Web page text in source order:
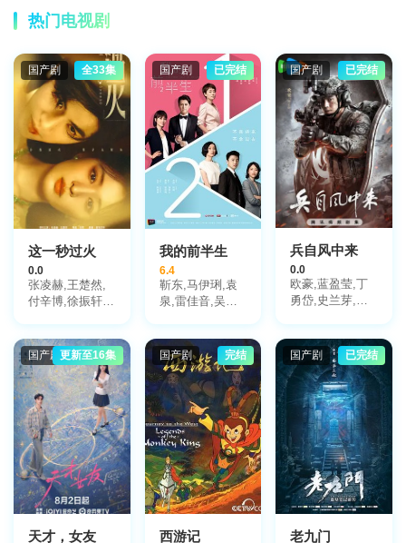
热门电视剧
国产剧 全33集
这一秒过火
0.0
张凌赫,王楚然,
付辛博,徐振轩,
莫愁,毛孩,鹿骐,
苇青,刘令姿,康
可人,陈东阳,黄
博远,斓曦,张弓,
金俊秀,陈欣予
国产剧 已完结
我的前半生
6.4
靳东,马伊琍,袁
泉,雷佳音,吴越,
婷,张棪琰,孔维,
栾元晖,侯岩松,
魏之皓,王天泽,
郑罗茜,宋允皓,
徐才根,啜妮,任
洛敏,张兰,茹天,
闵天浩,是安,郭
彤彤,陈冠宁,杨
梅,孙语涵,徐晟,
关雪盈,毕涵文,
凌孜,陆玲,程宏,
李宏磊,黄婧,谭
国产剧 已完结
兵自风中来
0.0
欧豪,蓝盈莹,丁
勇岱,史兰芽,刘
王春宇,关亚军,
杨舒,吴岳阳,张
进,陈方舟,陈启
杰,周德华,赵长
洲,赵荀,费鲤齐,
夏侯镔,徐洪浩,
傅程鹏,谢心
国产剧更新至16集
天才，女友
国产剧 完结
西游记
国产剧 已完结
老九门